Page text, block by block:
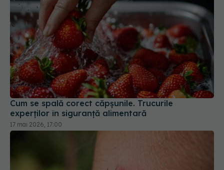
Cum se spală corect căpșunile. Trucurile
experților în siguranță alimentară
17 mai 2026, 17:00